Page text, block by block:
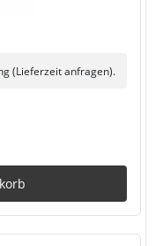
(Lieferzeit anfragen).